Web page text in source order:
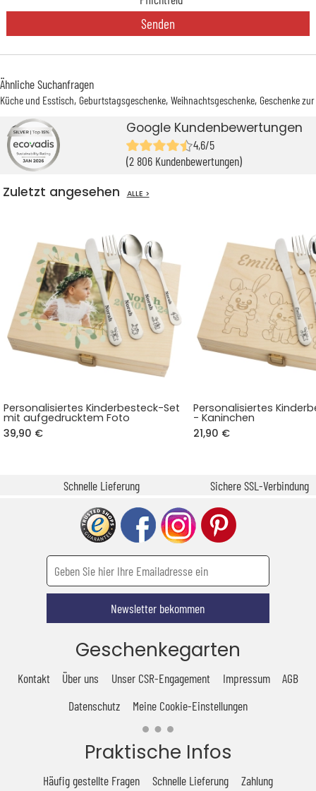
Senden
Ähnliche Suchanfragen
Küche und Esstisch Geburtstagsgeschenke Weihnachtsgeschenke Geschenke
Google Kundenbewertungen
4,6/5
(2 806 Kundenbewertungen)
Zuletzt angesehen ALLE >
Personalisiertes Kinderbesteck-Set
mit aufgedrucktem Foto
39,90 €
Personalisiertes
- Kaninchen
21,90 €
Schnelle Lieferung Sichere SSL-Verbindung
Newsletter bekommen
Geschenkegarten
Kontakt Über uns Unser CSR-Engagement Impressum
AGB
Datenschutz
Meine Cookie-Einstellungen
Praktische Infos
Häufig gestellte Fragen Schnelle Lieferung Zahlung